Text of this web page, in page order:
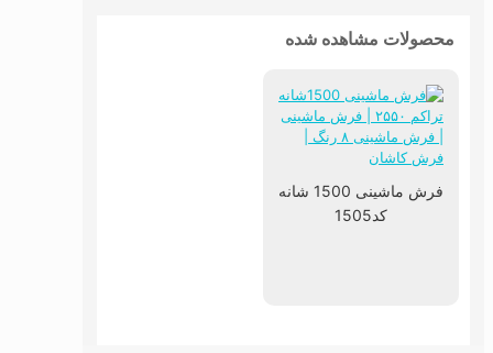
محصولات مشاهده شده
فرش ماشینی 1500 شانه
کد1505